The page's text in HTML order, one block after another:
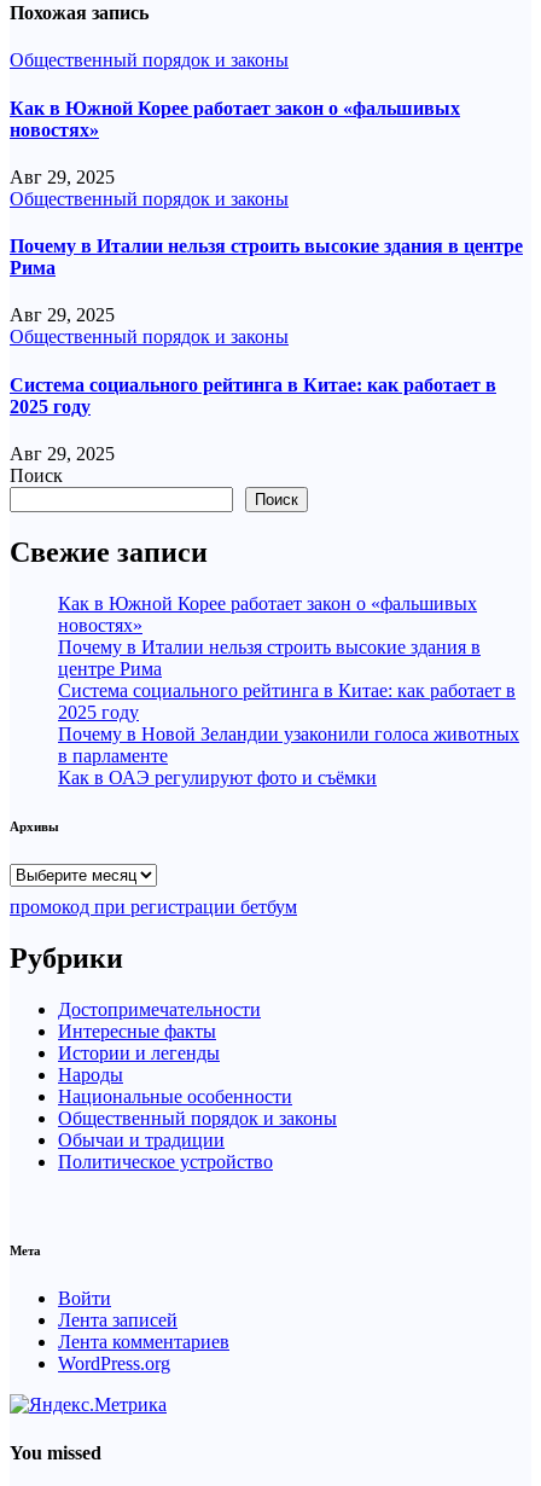
Похожая запись
Общественный порядок и законы
Как в Южной Корее работает закон о «фальшивых
новостях»
Авг 29, 2025
Общественный порядок и законы
Почему в Италии нельзя строить высокие здания в центре
Рима
Авг 29, 2025
Общественный порядок и законы
Система социального рейтинга в Китае: как работает в
2025 году
Авг 29, 2025
Поиск
Поиск
Свежие записи
Как в Южной Корее работает закон о «фальшивых
новостях»
Почему в Италии нельзя строить высокие здания в
центре Рима
Система социального рейтинга в Китае: как работает в
2025 году
Почему в Новой Зеландии узаконили голоса животных
в парламенте
Как в ОАЭ регулируют фото и съёмки
Архивы
Архивы
промокод при регистрации бетбум
Рубрики
Достопримечательности
Интересные факты
Истории и легенды
Народы
Национальные особенности
Общественный порядок и законы
Обычаи и традиции
Политическое устройство
Мета
Войти
Лента записей
Лента комментариев
WordPress.org
You missed